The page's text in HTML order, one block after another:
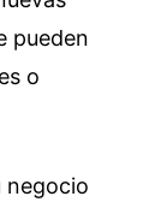
pueden
o
negocio